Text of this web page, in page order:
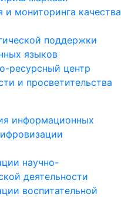
и мониторинга качества
поддержки
языков
ресурсный центр
и просветительства
информационных
научно-
деятельности
воспитательной